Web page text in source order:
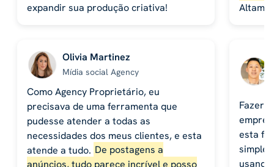
expandir sua produção criativa!
Olivia Martinez
Mídia social Agency
Como Agency Proprietário, eu
precisava de uma ferramenta que
pudesse atender a todas as
necessidades dos meus clientes, e esta
atende a tudo. De postagens a
Fazer
esta